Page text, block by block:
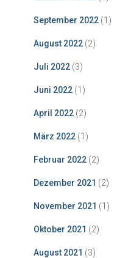
September 2022 (1)
August 2022 (2)
Juli 2022 (3)
Juni 2022 (1)
April 2022 (2)
März 2022 (1)
Februar 2022 (2)
Dezember 2021 (2)
November 2021 (1)
Oktober 2021 (2)
August 2021 (3)